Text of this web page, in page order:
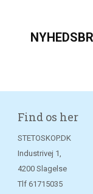
Find os her
STETOSKOP.DK
Industrivej 1,
4200 Slagelse
Tlf 61715035